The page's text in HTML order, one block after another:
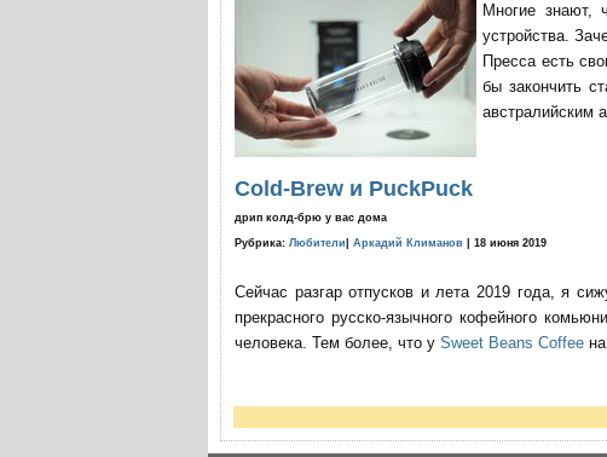
Многие знают,
устройства.
Пресса есть
бы закончить
австралийским
Cold-Brew и PuckPuck
дрип колд-брю у вас дома
Рубрика: Любители Аркадий Климанов | 18 июня 2019
Сейчас разгар отпусков и лета 2019 года, я
прекрасного русско-язычного кофейного
человека. Тем более, что у Sweet Beans Coffee